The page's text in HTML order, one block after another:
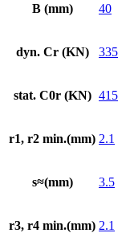
B (mm) 40
dyn. Cr (KN) 335
stat. C0r (KN) 415
r1, r2 min.(mm) 2.1
s≈(mm) 3.5
r3, r4 min.(mm) 2.1